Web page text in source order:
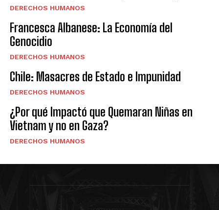
DERECHOS HUMANOS
Francesca Albanese: La Economía del
Genocidio
DERECHOS HUMANOS
Chile: Masacres de Estado e Impunidad
DERECHOS HUMANOS
¿Por qué Impactó que Quemaran Niñas en
Vietnam y no en Gaza?
DERECHOS HUMANOS